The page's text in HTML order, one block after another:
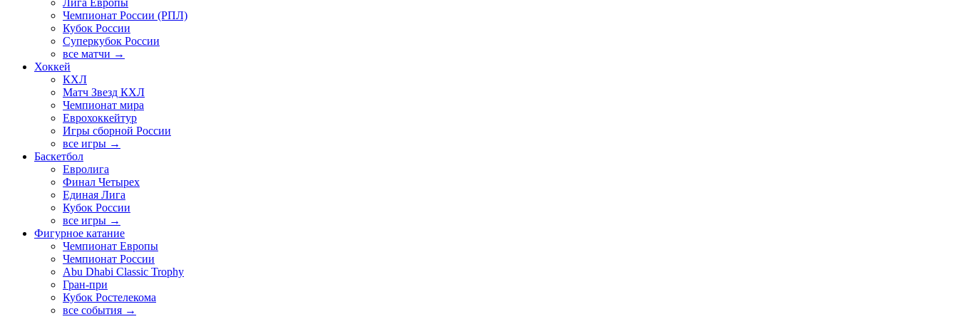
Лига Европы
Чемпионат России (РПЛ)
Кубок России
Суперкубок России
все матчи →
Хоккей
КХЛ
Матч Звезд КХЛ
Чемпионат мира
Еврохоккейтур
Игры сборной России
все игры →
Баскетбол
Евролига
Финал Четырех
Единая Лига
Кубок России
все игры →
Фигурное катание
Чемпионат Европы
Чемпионат России
Abu Dhabi Classic Trophy
Гран-при
Кубок Ростелекома
все события →